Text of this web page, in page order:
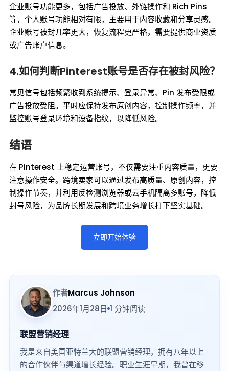
企业账号功能更多，包括广告投放、外链操作和 Rich Pins
等，个人账号功能相对有限，主要用于内容收藏和分享灵感。
企业账号被封几率更大，恢复流程更严格，需要提供商业资质
或广告账户信息。
4.如何判断Pinterest账号是否存在被封风险？
常见信号包括频繁收到系统提示、登录异常、Pin 发布受限或
广告投放受阻。平时应保持发布原创内容，控制操作频率，并
监控账号登录环境和设备指纹，以降低风险。
结语
在 Pinterest 上稳定运营账号，不仅需要注重内容质量，更要
注意操作安全。跨境卖家可以通过发布高质量、原创内容，控
制操作节奏，并利用反检测浏览器或云手机隔离多账号，降低
封号风险，为品牌长期发展和跨境业务增长打下坚实基础。
立即开始体验
作者Marcus Johnson
2026年1月28日 1 分钟阅读
联盟营销经理
我是来自美国亚特兰大的联盟营销经理，拥有八年以上
的合作伙伴与渠道增长经验。职业生涯早期，我曾在移